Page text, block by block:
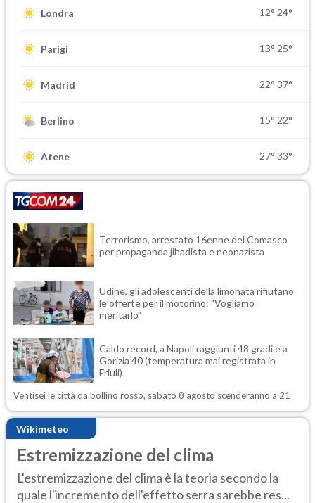
Londra 12° 24°
Parigi 13° 25°
Madrid 22° 37°
Berlino 15° 22°
Atene 27° 33°
Terrorismo, arrestato 16enne del Comasco
per propaganda jihadista e neonazista
Udine, gli adolescenti della limonata rifiutano
le offerte per il motorino: "Vogliamo
meritarlo"
Caldo record, a Napoli raggiunti 48 gradi e a
Gorizia 40 (temperatura mai registrata in
Friuli)
Ventisei le città da bollino rosso, sabato 8 agosto scenderanno a 21
Wikimeteo
Estremizzazione del clima
L'estremizzazione del clima è la teoria secondo la
quale l'incremento dell'effetto serra sarebbe res...